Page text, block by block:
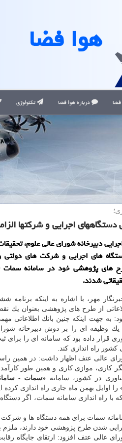
هوا فضا
درباره هوا فضا تکنولوژی
اجرایی و شركتها
دبیرخانه شورای عالی علوم،
های اجرایی و شركت های دولتی
های پژوهشی خود در سامانه
شدند.
مهر، با اشاره به اینكه برنامه
از طرح های پژوهشی بعنوان یك
به جهت اینكه چنین بانك اطلاعاتی
وظیفه ای را بر دوش دبیرخانه
قرار داده بود كه سامانه ای را برای
راه اندازی كند.
عالی عتف اظهار داشت: در همین
كاری، موازی كاری و همین طور
در كشور، سامانه «سمات -
را اوایل بهمن ماه جاری راه اندازی كرده
با راه اندازی سامانه سمات، اگر
سمات برای همه دستگاه ها و
شدن طرح پژوهشی خود دارند، ملزم
عالی عتف افزود: ارتقای جایگاه